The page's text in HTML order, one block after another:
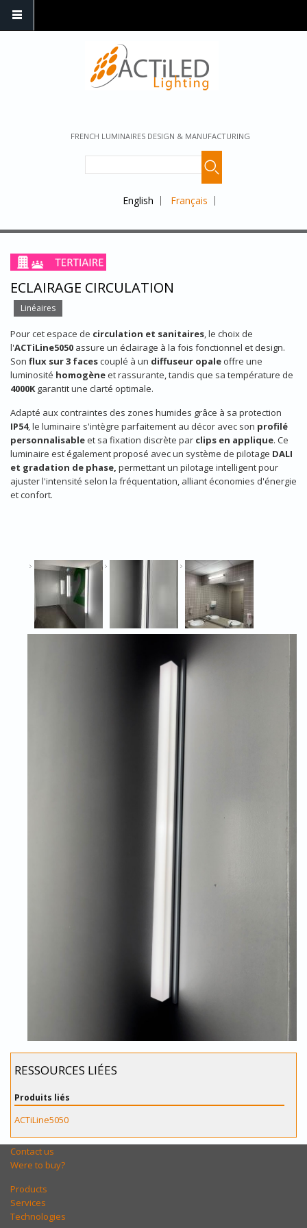
FRENCH LUMINAIRES DESIGN & MANUFACTURING
English Français
ECLAIRAGE CIRCULATION
Linéaires
Pour cet espace de circulation et sanitaires, le choix de
l'ACTiLine5050 assure un éclairage à la fois fonctionnel et design.
Son flux sur 3 facescouplé à un diffuseur opale offre une
luminosité homogèneet rassurante, tandis que sa température de
4000Kgarantit une clarté optimale.
Adapté aux contraintes des zones humides grâce à sa protection
IP54, le luminaire s'intègre parfaitement au décor avec son profilé
personnalisableet sa fixation discrète par clips en applique. Ce
luminaire est également proposé avec un système de pilotage DALI
et gradation de phase, permettant un pilotage intelligent pour
ajuster l'intensité selon la fréquentation, alliant économies d'énergie
et confort.
RESSOURCES LIÉES
Produits liés
ACTiLine5050
Contact us
Were to buy?
Products
Services
Technologies